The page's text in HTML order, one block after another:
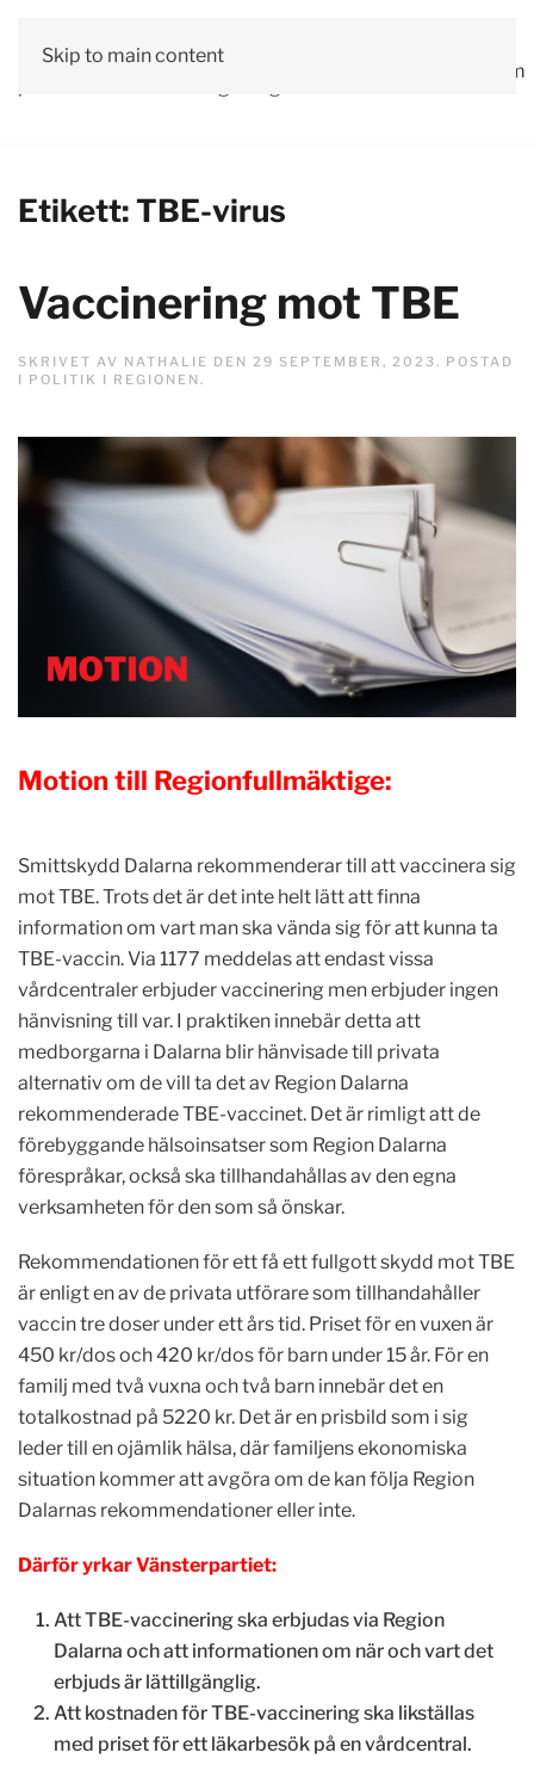
Skip to main content
Vår
Debatt
OmLäs våra
Valprogram
Etikett:TBE-virus
Vaccinering mot TBE
SKRIVET AV NATHALIE DEN 29 SEPTEMBER, 2023. POSTAD
I POLITIK I REGIONEN.
Motion till Regionfullmäktige:
Smittskydd Dalarna rekommenderar till att vaccinera sig
mot TBE. Trots det är det inte helt lätt att finna
information om vart man ska vända sig för att kunna ta
TBE-vaccin. Via 1177 meddelas att endast vissa
vårdcentraler erbjuder vaccinering men erbjuder ingen
hänvisning till var. I praktiken innebär detta att
medborgarna i Dalarna blir hänvisade till privata
alternativ om de vill ta det av Region Dalarna
rekommenderade TBE-vaccinet. Det är rimligt att de
förebyggande hälsoinsatser som Region Dalarna
förespråkar, också ska tillhandahållas av den egna
verksamheten för den som så önskar.
Rekommendationen för ett få ett fullgott skydd mot TBE
är enligt en av de privata utförare som tillhandahåller
vaccin tre doser under ett års tid. Priset för en vuxen är
450 kr/dos och 420 kr/dos för barn under 15 år. För en
familj med två vuxna och två barn innebär det en
totalkostnad på 5220 kr. Det är en prisbild som i sig
leder till en ojämlik hälsa, där familjens ekonomiska
situation kommer att avgöra om de kan följa Region
Dalarnas rekommendationer eller inte.
Därför yrkar Vänsterpartiet:
Att TBE-vaccinering ska erbjudas via Region
Dalarna och att informationen om när och vart det
erbjuds är lättillgänglig.
Att kostnaden för TBE-vaccinering ska likställas
med priset för ett läkarbesök på en vårdcentral.